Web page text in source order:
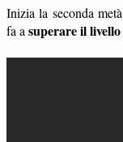
Inizia la seconda
fa a superare il livello